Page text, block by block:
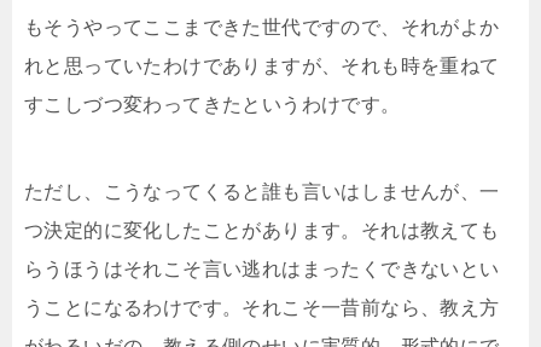
もそうやってここまできた世代ですので、それがよか
れと思っていたわけでありますが、それも時を重ねて
すこしづつ変わってきたというわけです。
ただし、こうなってくると誰も言いはしませんが、一
つ決定的に変化したことがあります。それは教えても
らうほうはそれこそ言い逃れはまったくできないとい
うことになるわけです。それこそ一昔前なら、教え方